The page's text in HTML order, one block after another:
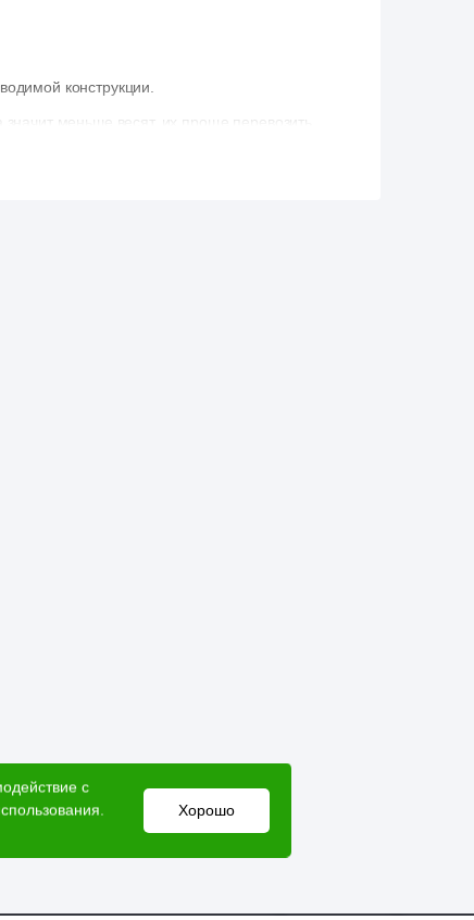
конструкции.
меньше весят, их проще перевозить
с
Хорошо